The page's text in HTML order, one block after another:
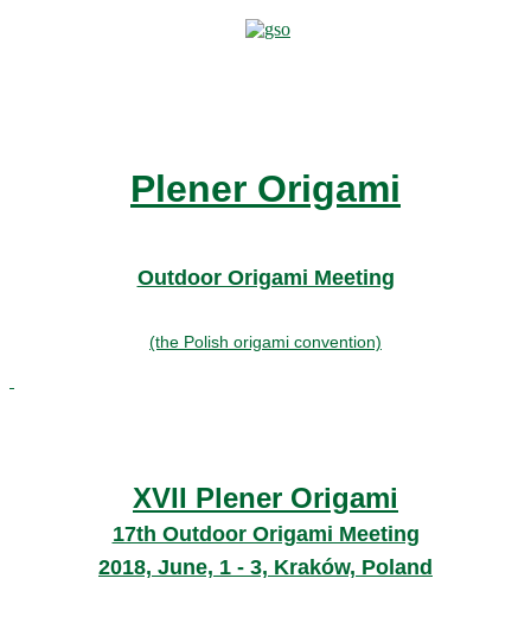
Plener Origami
Outdoor Origami Meeting
(the Polish origami convention)
XVII Plener Origami
17th Outdoor Origami Meeting
2018, June, 1 - 3, Kraków, Poland